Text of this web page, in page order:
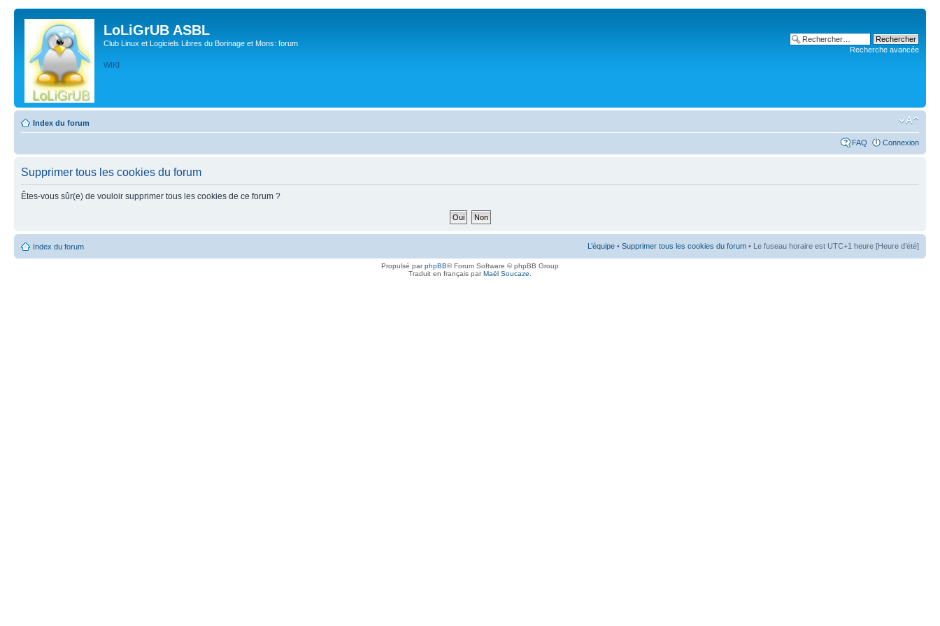
LoLiGrUB ASBL
Club Linux et Logiciels Libres du Borinage et Mons: forum
WIKI
Recherche avancée
Index du forum
FAQ Connexion
Supprimer tous les cookies du forum
Êtes-vous sûr(e) de vouloir supprimer tous les cookies de ce forum ?
Index du forum L’équipe • Supprimer tous les cookies du forum • Le fuseau horaire est UTC+1 heure [Heure d’été]
Propulsé parphpBB® Forum Software © phpBB Group
Traduit en français parMaël Soucaze